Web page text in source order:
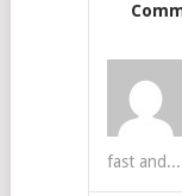
fast and...